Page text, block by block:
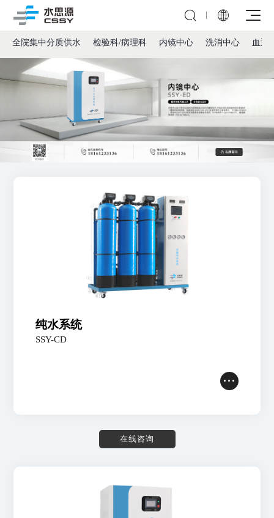
公司介绍
社会责任
企业会刊
全院集中分质供水
检验科/病理科
多效蒸馏水机
实验室污水处理系统
行业标准
加入我们
 
全院集中分质供水 检验科/病理科 内镜中心 洗消中心 血透
纯水系统
SSY-CD
在线咨询